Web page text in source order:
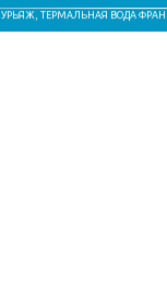
УРЬЯЖ, ТЕРМАЛЬНАЯ ВОДА